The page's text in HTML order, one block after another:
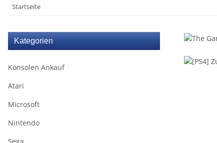
Startseite
Kategorien
Konsolen Ankauf
Atari
Microsoft
Nintendo